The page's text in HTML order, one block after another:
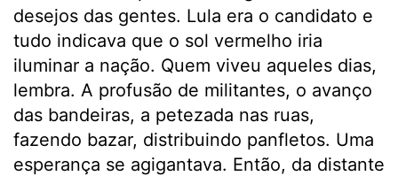
desejos das gentes. Lula era o candidato e
tudo indicava que o sol vermelho iria
iluminar a nação. Quem viveu aqueles dias,
lembra. A profusão de militantes, o avanço
das bandeiras, a petezada nas ruas,
fazendo bazar, distribuindo panfletos. Uma
esperança se agigantava. Então, da distante